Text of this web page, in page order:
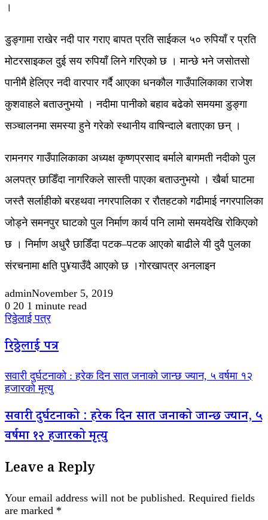
।
डुङ्गामा राखेर नदी पार गराए बापत प्रति साईकल ५० रुपियाँ र प्रति
मोटरसाइकल दुई सय रुपियाँ लिने गरिएको छ । मान्छे भने जसोतसो
पानीमै हेलिएर नदी वारपार गर्दै आएका धनकौल गाउँपालिकाका राजेश
कुशवाहले बताउनुभयो । नदीमा पानीको बहाव बढेको समयमा डुङ्गा
सञ्चालनमा समस्या हुने गरेको स्थानीय वाषिन्दाले बताएका छन् ।
रामनगर गाउँपालिकाका अध्यक्ष कृष्णप्रसाद बर्माले बागमती नदीको पुल
अलपत्र छाडिँदा नागरिकले सास्ती पाएका बताउनुभयो । खैर्बा घाटमा
जस्तै सर्लाहीको बरहथवा नगरपालिका र रौतहटको गढीमाई नगरपालिका
जोड्ने समनपुर घाटको पुल निर्माण कार्य पनि लामो समयदेखि रोकिएको
छ । निर्माण अधुरै छाडिँदा पटक–पटक आएको बाढीले यी दुवै पुलका
संरचनामा क्षति पु¥याउँदै आएको छ ।गोरखापत्र अनलाइन
adminNovember 5, 2019
0 20 1 minute read
रिठ्ठेलाई पत्र
रिठ्ठेलाई पत्र
सवारी दुर्घटनाको : हरेक दिन सात जनाको जान्छ ज्यान, ५ वर्षमा १२
हजारको मृत्यु
सवारी दुर्घटनाको : हरेक दिन सात जनाको जान्छ ज्यान, ५
वर्षमा १२ हजारको मृत्यु
Leave a Reply
Your email address will not be published. Required fields
are marked *